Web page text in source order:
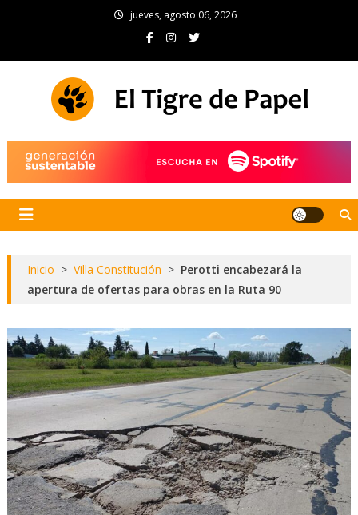
jueves, agosto 06, 2026
Inicio > Villa Constitución > Perotti encabezará la
apertura de ofertas para obras en la Ruta 90